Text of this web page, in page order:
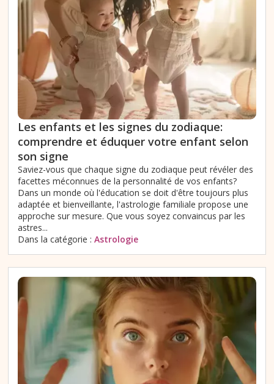
Les enfants et les signes du zodiaque:
comprendre et éduquer votre enfant selon
son signe
Saviez-vous que chaque signe du zodiaque peut révéler des
facettes méconnues de la personnalité de vos enfants?
Dans un monde où l'éducation se doit d'être toujours plus
adaptée et bienveillante, l'astrologie familiale propose une
approche sur mesure. Que vous soyez convaincus par les
astres...
Dans la catégorie : Astrologie